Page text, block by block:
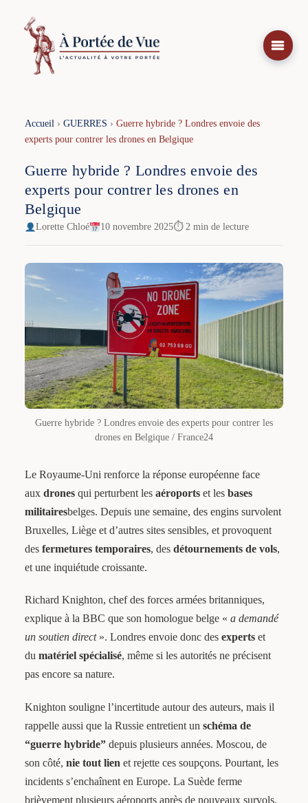
contenu
Accueil› GUERRES › Guerre hybride ? Londres envoie des
experts pour contrer les drones en Belgique
Guerre hybride ? Londres envoie des
experts pour contrer les drones en
Belgique
Lorette Chloé 10 novembre 2025⏱ 2 min de lecture
Guerre hybride ? Londres envoie des experts pour contrer les
drones en Belgique / France24
Le Royaume-Uni renforce la réponse européenne face
aux dronesqui perturbent les aéroportset les bases
militairesbelges. Depuis une semaine, des engins survolent
Bruxelles, Liège et d’autres sites sensibles, et provoquent
des fermetures temporaires, des détournements de vols,
et une inquiétude croissante.
Richard Knighton, chef des forces armées britanniques,
explique à la BBC que son homologue belge « a demandé
un soutien direct». Londres envoie donc des expertset
du matériel spécialisé, même si les autorités ne précisent
pas encore sa nature.
Knighton souligne l’incertitude autour des auteurs, mais il
rappelle aussi que la Russie entretient un schéma de
“guerre hybride”depuis plusieurs années. Moscou, de
son côté, nie tout lien et rejette ces soupçons. Pourtant, les
incidents s’enchaînent en Europe. La Suède ferme
brièvement plusieurs aéroports après de nouveaux survols.